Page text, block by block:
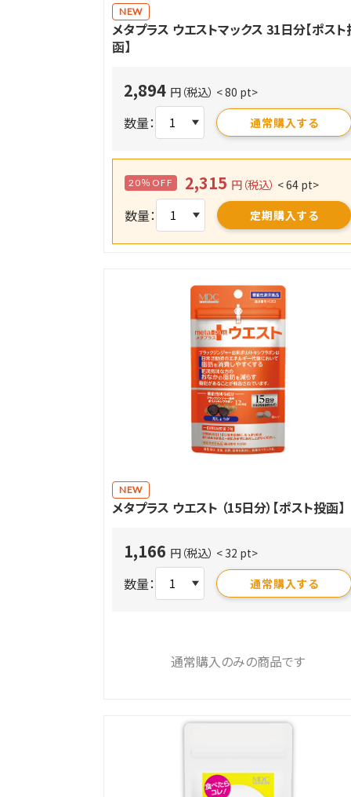
NEW
メタプラス ウエストマックス 31日分【ポスト
函】
2,894 円（税込） < 80 pt>
数量： 通常購入する
20％OFF 2,315 円（税込） < 64 pt>
数量： 定期購入する
NEW
メタプラス ウエスト （15日分）【ポスト投函】
1,166 円（税込） < 32 pt>
数量： 通常購入する
通常購入のみの商品です